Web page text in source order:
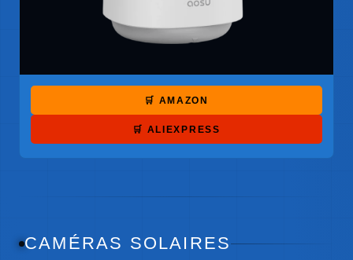
🛒 AMAZON
🛒 ALIEXPRESS
CAMÉRAS SOLAIRES